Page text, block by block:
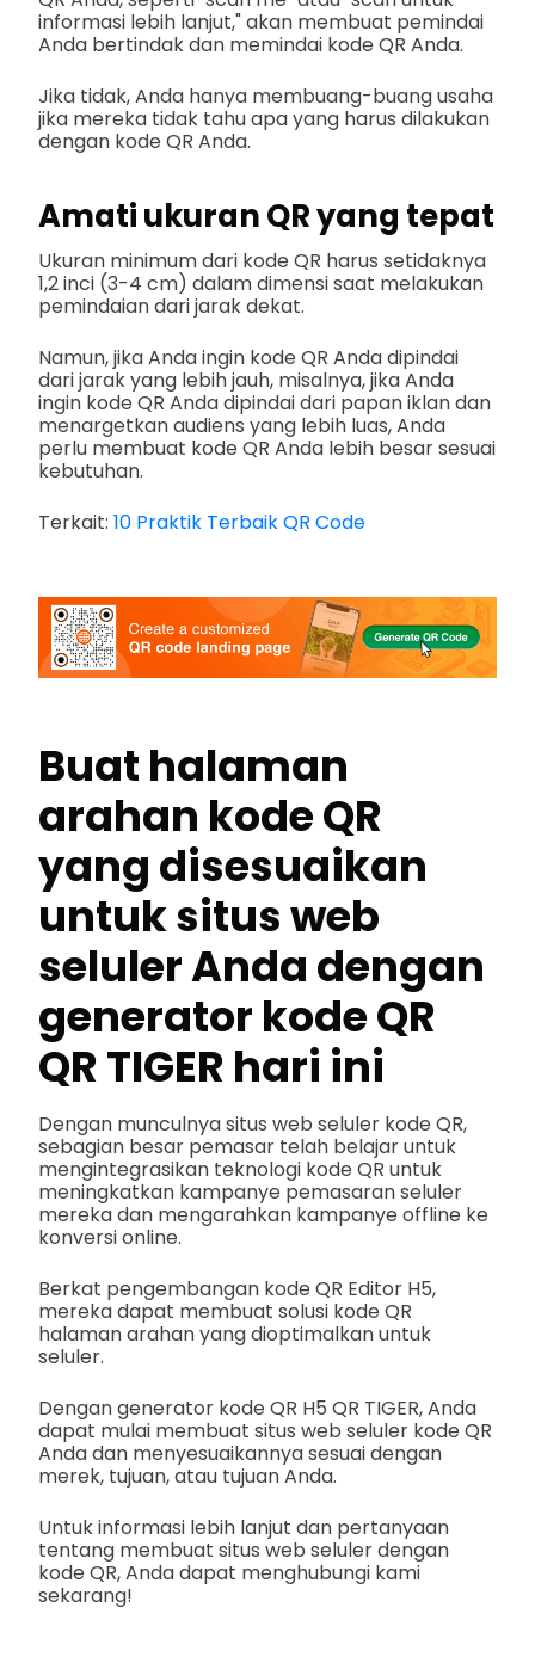
informasi lebih lanjut," akan membuat pemindai
Anda bertindak dan memindai kode QR Anda.
Jika tidak, Anda hanya membuang-buang usaha
jika mereka tidak tahu apa yang harus dilakukan
dengan kode QR Anda.
Amati ukuran QR yang tepat
Ukuran minimum dari kode QR harus setidaknya
1,2 inci (3-4 cm) dalam dimensi saat melakukan
pemindaian dari jarak dekat.
Namun, jika Anda ingin kode QR Anda dipindai
dari jarak yang lebih jauh, misalnya, jika Anda
ingin kode QR Anda dipindai dari papan iklan dan
menargetkan audiens yang lebih luas, Anda
perlu membuat kode QR Anda lebih besar sesuai
kebutuhan.
Terkait: 10 Praktik Terbaik QR Code
Buat halaman
arahan kode QR
yang disesuaikan
untuk situs web
seluler Anda dengan
generator kode QR
QR TIGER hari ini
Dengan munculnya situs web seluler kode QR,
sebagian besar pemasar telah belajar untuk
mengintegrasikan teknologi kode QR untuk
meningkatkan kampanye pemasaran seluler
mereka dan mengarahkan kampanye offline ke
konversi online.
Berkat pengembangan kode QR Editor H5,
mereka dapat membuat solusi kode QR
halaman arahan yang dioptimalkan untuk
seluler.
Dengan generator kode QR H5 QR TIGER, Anda
dapat mulai membuat situs web seluler kode QR
Anda dan menyesuaikannya sesuai dengan
merek, tujuan, atau tujuan Anda.
Untuk informasi lebih lanjut dan pertanyaan
tentang membuat situs web seluler dengan
kode QR, Anda dapat menghubungi kami
sekarang!